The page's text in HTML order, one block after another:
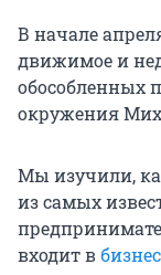
В начале
движимое и
обособленных
окружения
Мы изучили,
из самых
входит в